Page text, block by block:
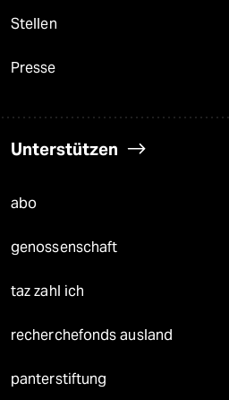
Stellen
Presse
Unterstützen
abo
genossenschaft
taz zahl ich
recherchefonds ausland
panterstiftung